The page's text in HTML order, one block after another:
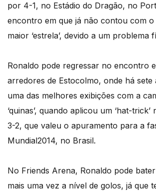
por 4-1, no Estádio do Dragão, no
encontro em que já não contou com o
maior ‘estrela’, devido a um problema
Ronaldo pode regressar no encontro
arredores de Estocolmo, onde há
uma das melhores exibições com a
‘quinas’, quando aplicou um ‘hat-
3-2, que valeu o apuramento para a
Mundial2014, no Brasil.
No Friends Arena, Ronaldo pode
mais uma vez a nível de golos, já que